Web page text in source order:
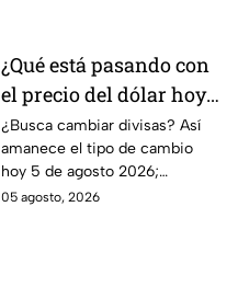
¿Qué está pasando con
el precio del dólar hoy
miércoles 5 de agosto
2026?
¿Busca cambiar divisas? Así
amanece el tipo de cambio
hoy 5 de agosto 2026;
consulta el precio del dólar
05 agosto, 2026